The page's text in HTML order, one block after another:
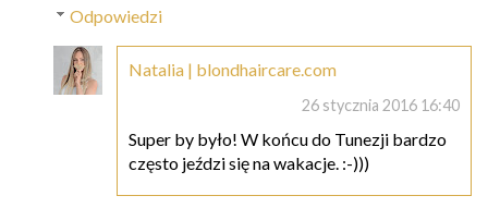
Odpowiedzi
Natalia | blondhaircare.com
26 stycznia 2016 16:40
Super by było! W końcu do Tunezji bardzo
często jeździ się na wakacje. :-)))